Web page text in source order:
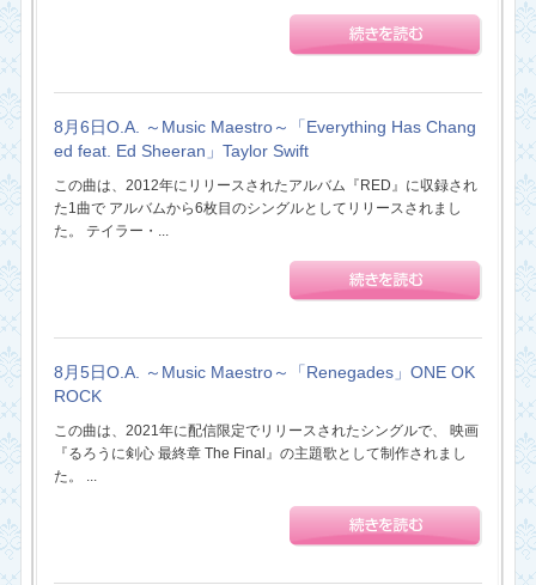
8月6日O.A. ～Music Maestro～「Everything Has Chang
ed feat. Ed Sheeran」Taylor Swift
この曲は、2012年にリリースされたアルバム『RED』に収録され
た1曲で アルバムから6枚目のシングルとしてリリースされまし
た。 テイラー・...
8月5日O.A. ～Music Maestro～「Renegades」ONE OK
ROCK
この曲は、2021年に配信限定でリリースされたシングルで、 映画
『るろうに剣心 最終章 The Final』の主題歌として制作されまし
た。 ...